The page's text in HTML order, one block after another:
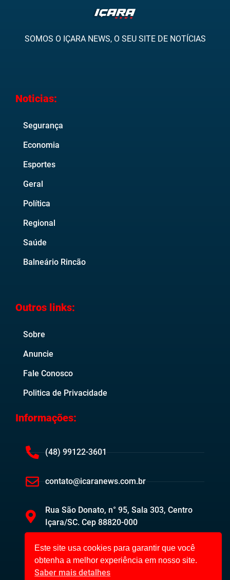
SOMOS O IÇARA NEWS, O SEU SITE DE NOTÍCIAS
Noticias:
Segurança
Economia
Esportes
Geral
Política
Regional
Saúde
Balneário Rincão
Outros links:
Sobre
Anuncie
Fale Conosco
Politica de Privacidade
Informações:
(48) 99122-3601
contato@icaranews.com.br
Rua São Donato, n° 95, Sala 303, Centro
Içara/SC. Cep 88820-000
Este site usa cookies para garantir que você
obtenha a melhor experiência em nosso site.
Saber mais detalhes